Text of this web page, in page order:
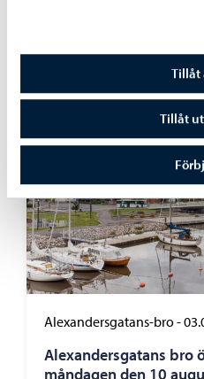
Tillåt
Tillåt
Alexandersgatans-bro-
Alexandersgatans bro
måndagen den 10